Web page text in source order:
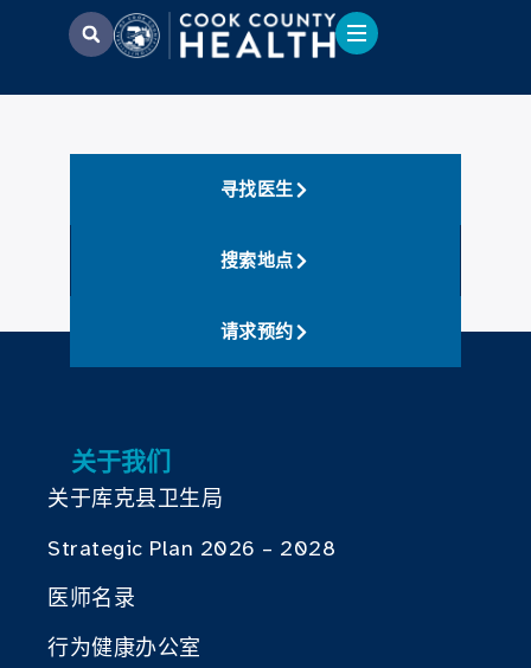
寻找医生
搜索地点
请求预约
关于我们
关于库克县卫生局
Strategic Plan 2026 – 2028
医师名录
行为健康办公室